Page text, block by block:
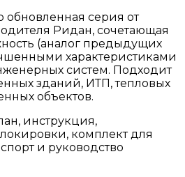
обновленная серия от
Ридан, сочетающая
(аналог предыдущих
характеристиками
систем. Подходит
зданий, ИТП, тепловых
объектов.
инструкция,
комплект для
и руководство